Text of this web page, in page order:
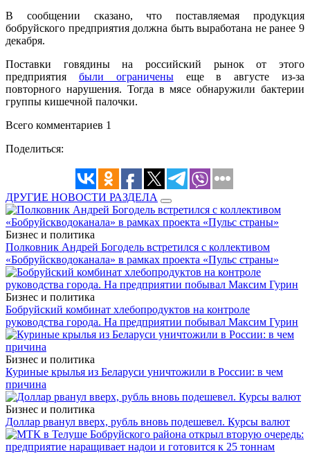
В сообщении сказано, что поставляемая продукция
бобруйского предприятия должна быть выработана не ранее 9
декабря.
Поставки говядины на российский рынок от этого
предприятия были ограниченыеще в августе из-за
повторного нарушения. Тогда в мясе обнаружили бактерии
группы кишечной палочки.
Всего комментариев 1
Поделиться:
ДРУГИЕ НОВОСТИ РАЗДЕЛА
Бизнес и политика
Полковник Андрей Богодель встретился с коллективом
«Бобруйскводоканала» в рамках проекта «Пульс страны»
Бизнес и политика
Бобруйский комбинат хлебопродуктов на контроле
руководства города. На предприятии побывал Максим Гурин
Бизнес и политика
Куриные крылья из Беларуси уничтожили в России: в чем
причина
Бизнес и политика
Доллар рванул вверх, рубль вновь подешевел. Курсы валют